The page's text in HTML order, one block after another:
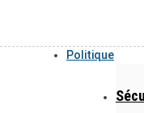
Politique